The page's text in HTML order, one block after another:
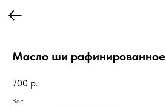
Масло ши рафинированное
700 р.
Вес